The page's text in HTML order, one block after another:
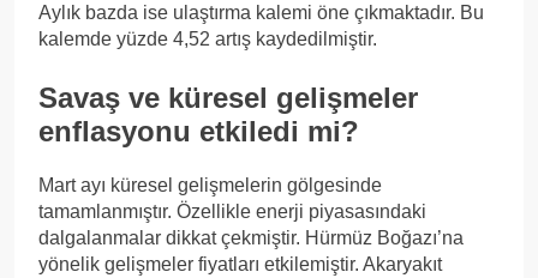
Aylık bazda ise ulaştırma kalemi öne çıkmaktadır. Bu
kalemde yüzde 4,52 artış kaydedilmiştir.
Savaş ve küresel gelişmeler
enflasyonu etkiledi mi?
Mart ayı küresel gelişmelerin gölgesinde
tamamlanmıştır. Özellikle enerji piyasasındaki
dalgalanmalar dikkat çekmiştir. Hürmüz Boğazı’na
yönelik gelişmeler fiyatları etkilemiştir. Akaryakıt